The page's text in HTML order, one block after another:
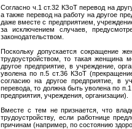
Согласно ч.1 ст.32 КЗоТ перевод на
а также перевод на работу на другое
даже вместе с предприятием,
за исключением случаев,
законодательством.
Поскольку допускается сокращение
трудоустройством, то такая женщина
другое предприятие, в учреждение,
уволена по п.5 ст.36 КЗоТ
согласию на другое предприятие, в
перевода, то должна быть уволена по
предприятия, учреждения, организации).
Вместе с тем не признается, что
трудоустройству, если работнице
причинам (например, по состоянию